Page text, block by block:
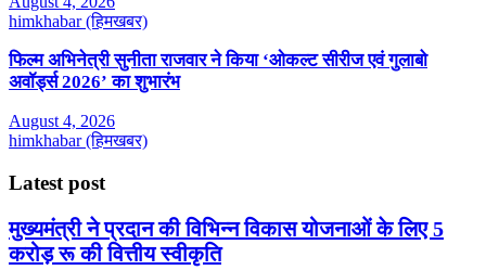
himkhabar (हिमखबर)
फिल्म अभिनेत्री सुनीता राजवार ने किया ‘ओकल्ट सीरीज एवं गुलाबो
अवॉर्ड्स 2026’ का शुभारंभ
August 4, 2026
himkhabar (हिमखबर)
Latest post
मुख्यमंत्री ने प्रदान की विभिन्न विकास योजनाओं के लिए 5
करोड़ रू की वित्तीय स्वीकृति